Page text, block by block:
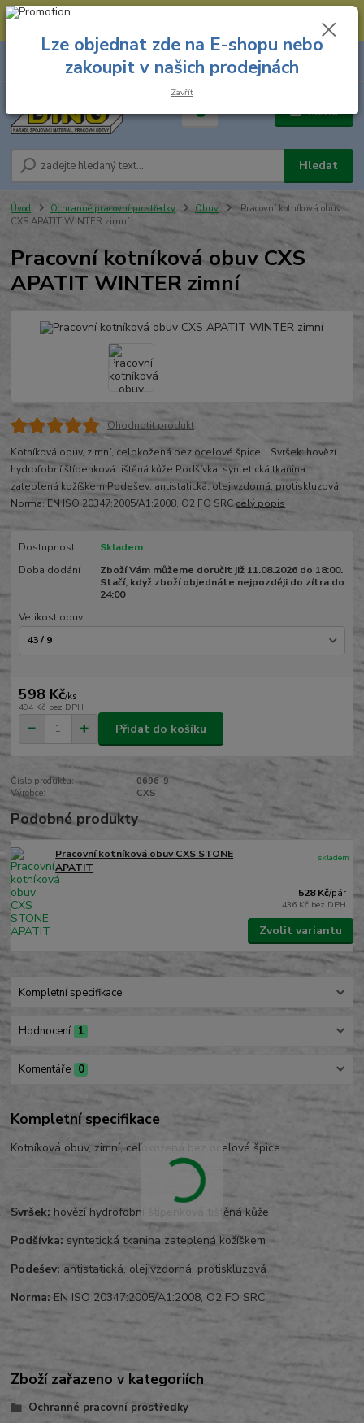
--- Spojovací materiál: 774 431 045 --- Prodejna nářadí: 731 449 423 --
Menu
Hledat
8.00 hod. - 16.00 hod.
za
Úvod Ochranné pracovní prostředky Obuv
Pracovní kotníková obuv
CXS APATIT WINTER zimní
Pracovní kotníková obuv CXS
APATIT WINTER zimní
Ohodnotit produkt
Kotníková obuv, zimní, celokožená bez ocelové špice. Svršek: hovězí
hydrofobní štípenková tištěná kůže Podšívka: syntetická tkanina
zateplená kožíškem Podešev: antistatická, olejivzdorná, protiskluzová
Norma: EN ISO 20347:2005/A1:2008, O2 FO SRC celý popis
Dostupnost
Skladem
Doba dodání
Zboží Vám můžeme doručit již 11.08.2026 do 18:00.
Stačí, když zboží objednáte nejpozději do zítra do
24:00
Velikost obuv
598 Kč/ks
494 Kč bez DPH
Přidat do košíku
Číslo produktu:
0696-9
Výrobce:
CXS
Podobné produkty
Pracovní kotníková obuv CXS STONE
APATIT
528 Kč/pár
436 Kč bez DPH
skladem
Zvolit variantu
Kompletní specifikace
Hodnocení 1
Komentáře 0
Kompletní specifikace
Kotníková obuv, zimní, celokožená bez ocelové špice.
Svršek: hovězí hydrofobní štípenková tištěná kůže
Podšívka: syntetická tkanina zateplená kožíškem
Podešev: antistatická, olejivzdorná, protiskluzová
Norma: EN ISO 20347:2005/A1:2008, O2 FO SRC
Zboží zařazeno v kategoriích
Ochranné pracovní prostředky
Lze objednat zde na E-shopu nebo
zakoupit v našich prodejnách
Zavřít